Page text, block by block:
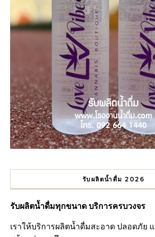
รับผลิตน้ำดื่ม 2026
รับผลิตน้ำดื่มทุกขนาด บริการครบวงจร
เราให้บริการผลิตน้ำดื่มสะอาด ปลอดภัย